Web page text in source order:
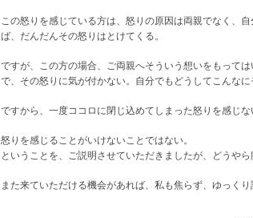
この怒りを感じている方は、怒りの原因は両親でなく、
ば、だんだんその怒りはとけてくる。
ですが、この方の場合、ご両親へそういう想いをもって
で、その怒りに気が付かない。自分でもどうしてこんなに
ですから、一度ココロに閉じ込めてしまった怒りを感じな
怒りを感じることがいけないことではない。
ということを、ご説明させていただきましたが、どうやら
また来ていただける機会があれば、私も焦らず、ゆっくり